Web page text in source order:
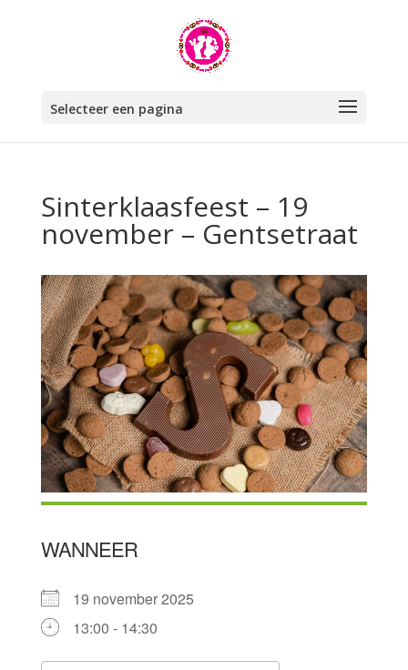
Selecteer een pagina
Sinterklaasfeest – 19
november – Gentsetraat
WANNEER
19 november 2025
13:00 - 14:30